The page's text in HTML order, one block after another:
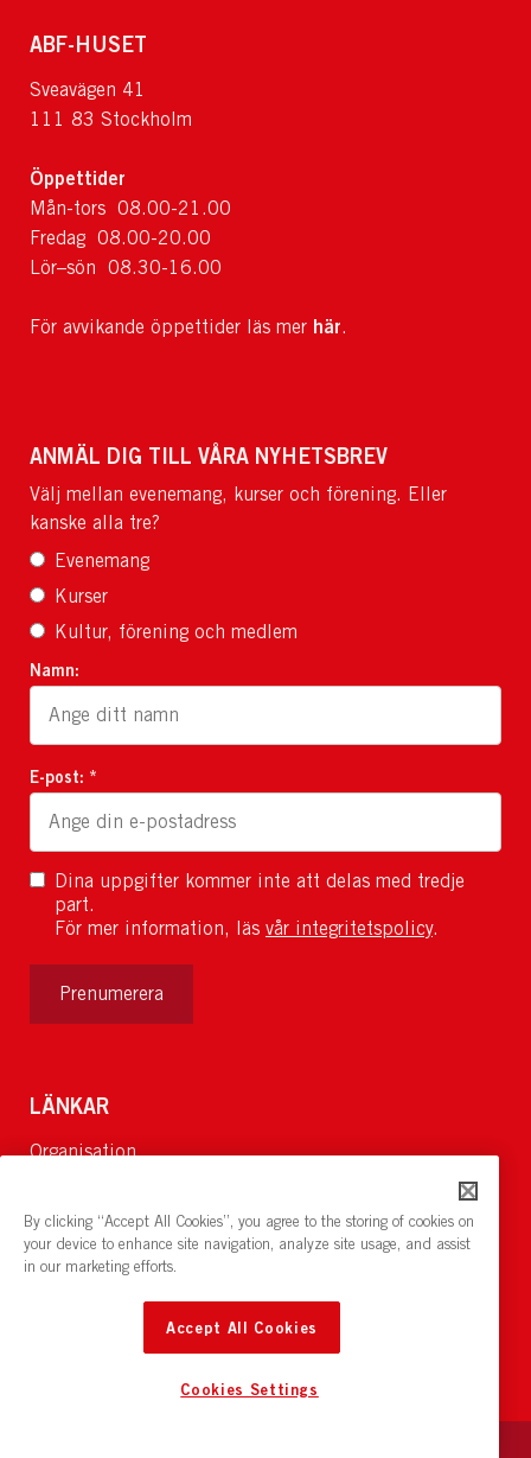
ABF-HUSET
Sveavägen 41
111 83 Stockholm
Öppettider
Mån-tors 08.00-21.00
Fredag 08.00-20.00
Lör–sön 08.30-16.00
För avvikande öppettider läs mer här.
ANMÄL DIG TILL VÅRA NYHETSBREV
Välj mellan evenemang, kurser och förening. Eller
kanske alla tre?
Evenemang
Kurser
Kultur, förening och medlem
Namn:
E-post: *
Dina uppgifter kommer inte att delas med tredje
part.
För mer information, läs vår integritetspolicy.
Prenumerera
LÄNKAR
Organisation
Lediga jobb
Nyheter och pressrum
Restaurang och konferens: cirkelnstockholm.se
By clicking “Accept All Cookies”, you agree to the storing of cookies on
your device to enhance site navigation, analyze site usage, and assist
in our marketing efforts.
Accept All Cookies
Cookies Settings